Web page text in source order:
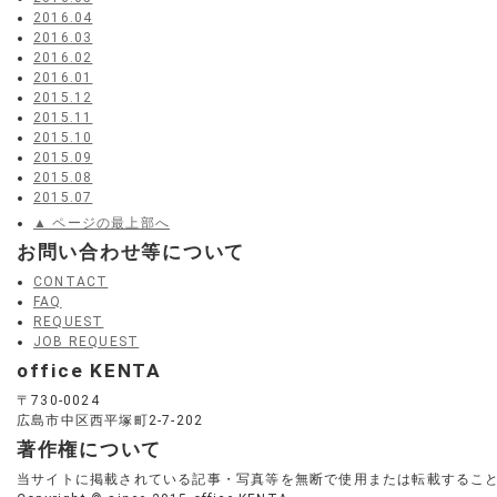
2016.04
2016.03
2016.02
2016.01
2015.12
2015.11
2015.10
2015.09
2015.08
2015.07
▲ ページの最上部へ
お問い合わせ等について
CONTACT
FAQ
REQUEST
JOB REQUEST
office KENTA
〒730-0024
広島市中区西平塚町2-7-202
著作権について
当サイトに掲載されている記事・写真等を無断で使用または転載するこ